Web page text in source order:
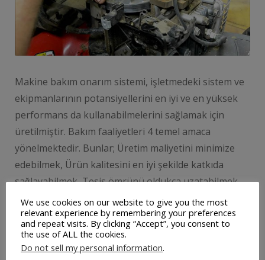
Makine bakım onarım sistemi, işletmedeki sistem ve
ekipmanlarının potansiyellerini en iyi ve en yüksek
performans da kullanabilmelerini sağlamak için
üretilmiştir. Bakım faaliyetleri 4 temel amaca
yönelmektedir. Bunlar; Üretim maliyetini minimize
edebilmek, Ürün kalitesini en iyi şekilde katkıda
sağlayabilmek, Tesis ömrünü oldukça uzatabilmek,
Üretimde ki sürekliliği yakalamak ve bunun devamlı
olmasını sağlayabilmektir. Büyük ya da küçük …
We use cookies on our website to give you the most
relevant experience by remembering your preferences
and repeat visits. By clicking “Accept”, you consent to
the use of ALL the cookies.
Do not sell my personal information.